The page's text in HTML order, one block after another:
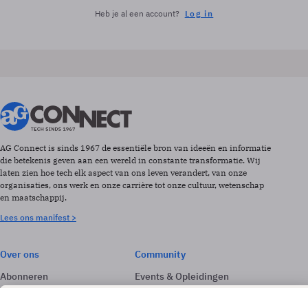
Heb je al een account? Log in
AG Connect is sinds 1967 de essentiële bron van ideeën en informatie
die betekenis geven aan een wereld in constante transformatie. Wij
laten zien hoe tech elk aspect van ons leven verandert, van onze
organisaties, ons werk en onze carrière tot onze cultuur, wetenschap
en maatschappij.
Lees ons manifest >
Over ons
Abonneren
Community
Events & Opleidingen